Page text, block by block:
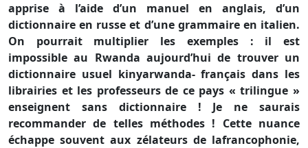
apprise à l’aide d’un manuel en anglais, d’un
dictionnaire en russe et d’une grammaire en italien.
On pourrait multiplier les exemples : il est
impossible au Rwanda aujourd’hui de trouver un
dictionnaire usuel kinyarwanda- français dans les
librairies et les professeurs de ce pays « trilingue »
enseignent sans dictionnaire ! Je ne saurais
recommander de telles méthodes ! Cette nuance
échappe souvent aux zélateurs de lafrancophonie,